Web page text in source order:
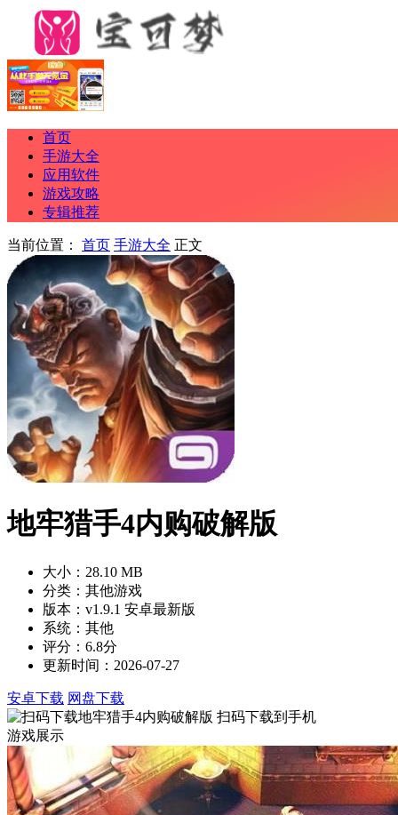
首页
手游大全
应用软件
游戏攻略
专辑推荐
当前位置： 首页 手游大全 正文
地牢猎手4内购破解版
大小：28.10 MB
分类：其他游戏
版本：v1.9.1 安卓最新版
系统：其他
评分：6.8分
更新时间：2026-07-27
安卓下载 网盘下载
扫码下载到手机
游戏展示